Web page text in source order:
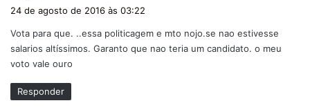
s
e
:
24 de agosto de 2016 às 03:22
Vota para que. ..essa politicagem e mto nojo.se nao estivesse
salarios altíssimos. Garanto que nao teria um candidato. o meu
voto vale ouro
Responder